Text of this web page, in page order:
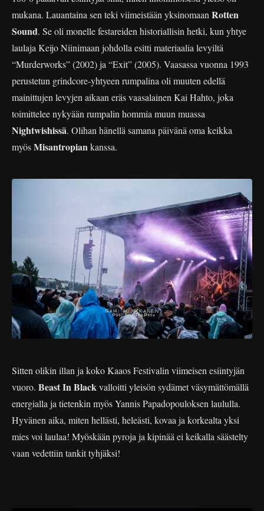
mukana. Lauantaina sen teki viimeistään yksinomaan Rotten
Sound. Se oli monelle festareiden historiallisin hetki, kun yhtye
laulaja Keijo Niinimaan johdolla esitti materiaalia levyiltä
“Murderworks” (2002) ja “Exit” (2005). Vaasassa vuonna 1993
perustetun grindcore-yhtyeen rumpalina oli muuten edellä
mainittujen levyjen aikaan eräs vaasalainen Kai Hahto, joka
toimittelee nykyään rumpalin hommia muun muassa
Nightwishissä. Olihan hänellä samana päivänä oma keikka
myösMisantropiankanssa.
Sitten olikin illan ja koko Kaaos Festivalin viimeisen esiintyjän
vuoro. Beast In Blackvalloitti yleisön sydämet väsymättömällä
energialla ja tietenkin myös YannisPapadopouloksen laululla.
Hyvänen aika, miten hellästi, heleästi, kovaa ja korkealta yksi
mies voi laulaa! Myöskään pyroja ja kipinää ei keikalla säästelty
vaan vedettiin tankit tyhjäksi!